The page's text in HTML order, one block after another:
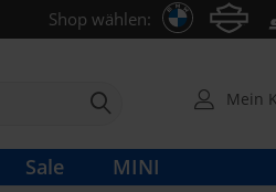
Shop wählen:
Mein
Sale MINI